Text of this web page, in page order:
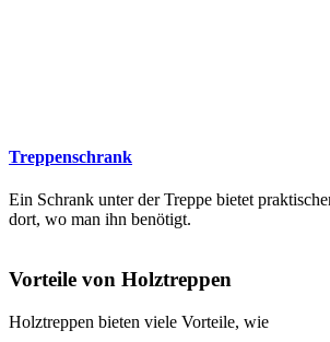
Treppenschrank
Ein Schrank unter der Treppe bietet
dort, wo man ihn benötigt.
Vorteile von Holztreppen
Holztreppen bieten viele Vorteile, wie